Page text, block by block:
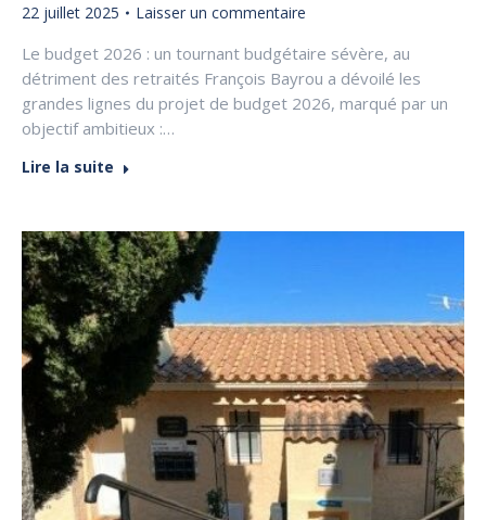
22 juillet 2025 Laisser un commentaire
Le budget 2026 : un tournant budgétaire sévère, au
détriment des retraités François Bayrou a dévoilé les
grandes lignes du projet de budget 2026, marqué par un
objectif ambitieux :…
Lire la suite